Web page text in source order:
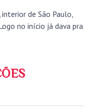
de São Paulo,
no início já dava pra